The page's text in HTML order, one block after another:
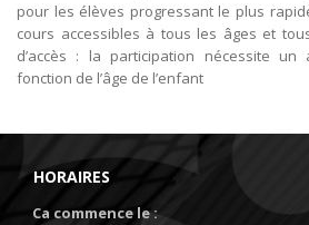
pour les élèves progressant le plus
cours accessibles à tous les âges et
d’accès : la participation nécessite un
fonction de l’âge de l’enfant
HORAIRES
Ca commence le :